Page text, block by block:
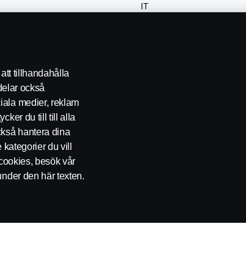
IT
policy Inställningar för cookies
tillhandahålla
också
medier, reklam
du till till alla
hantera dina
du vill
besök vår
den här texten.